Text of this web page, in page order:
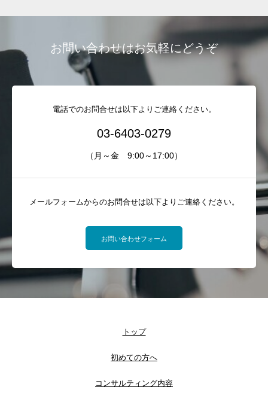
お問い合わせはお気軽にどうぞ
電話でのお問合せは以下よりご連絡ください。
03-6403-0279
（月～金 9:00～17:00）
メールフォームからのお問合せは以下よりご連絡ください。
お問い合わせフォーム
トップ
初めての方へ
コンサルティング内容
TEL: 03-6403-0279